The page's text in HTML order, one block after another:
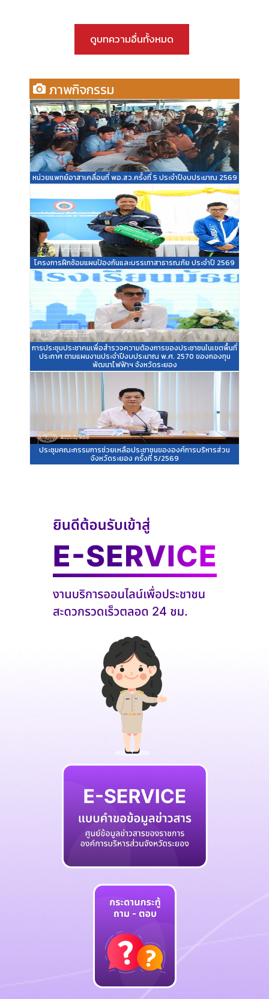
ดูบทความอื่นทั้งหมด
ภาพกิจกรรม
หน่วยแพทย์อาสาเคลื่อนที่ พอ.สว.ครั้งที่ 5 ประจำปีงบประมาณ 2569
โครงการฝึกซ้อมแผนป้องกันและบรรเทาสาธารณภัย ประจำปี 2569
การประชุมประชาคมเพื่อสำรวจความต้องการของประชาชนในเขตพื้นที่
ประกาศ ตามแผนงานประจำปีงบประมาณ พ.ศ. 2570 ของกองทุน
พัฒนาไฟฟ้าฯ จังหวัดระยอง
ประชุมคณะกรรมการช่วยเหลือประชาชนขององค์การบริหารส่วน
จังหวัดระยอง ครั้งที่ 5/2569